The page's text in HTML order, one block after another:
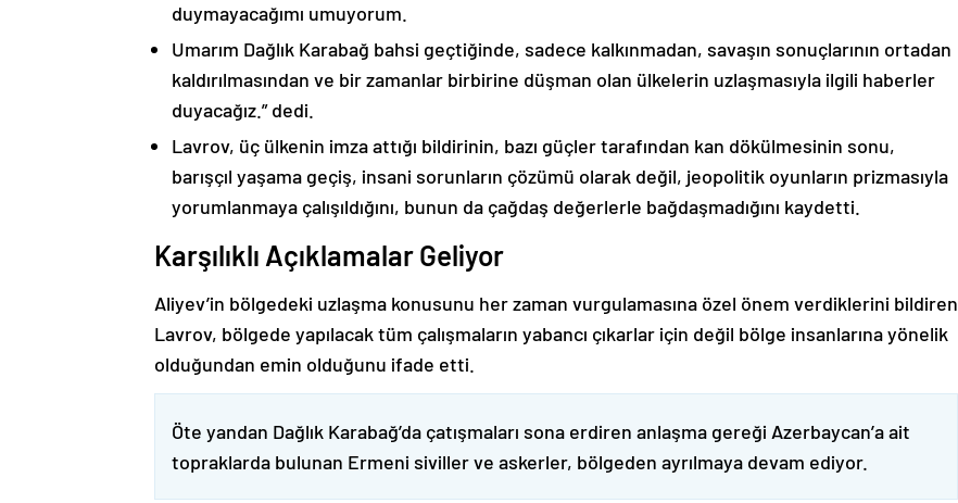
duymayacağımı umuyorum.
Umarım Dağlık Karabağ bahsi geçtiğinde, sadece kalkınmadan, savaşın sonuçlarının ortadan
kaldırılmasından ve bir zamanlar birbirine düşman olan ülkelerin uzlaşmasıyla ilgili haberler
duyacağız.” dedi.
Lavrov, üç ülkenin imza attığı bildirinin, bazı güçler tarafından kan dökülmesinin sonu,
barışçıl yaşama geçiş, insani sorunların çözümü olarak değil, jeopolitik oyunların prizmasıyla
yorumlanmaya çalışıldığını, bunun da çağdaş değerlerle bağdaşmadığını kaydetti.
Karşılıklı Açıklamalar Geliyor
Aliyev’in bölgedeki uzlaşma konusunu her zaman vurgulamasına özel önem verdiklerini bildiren
Lavrov, bölgede yapılacak tüm çalışmaların yabancı çıkarlar için değil bölge insanlarına yönelik
olduğundan emin olduğunu ifade etti.
Öte yandan Dağlık Karabağ’da çatışmaları sona erdiren anlaşma gereği Azerbaycan’a ait
topraklarda bulunan Ermeni siviller ve askerler, bölgeden ayrılmaya devam ediyor.